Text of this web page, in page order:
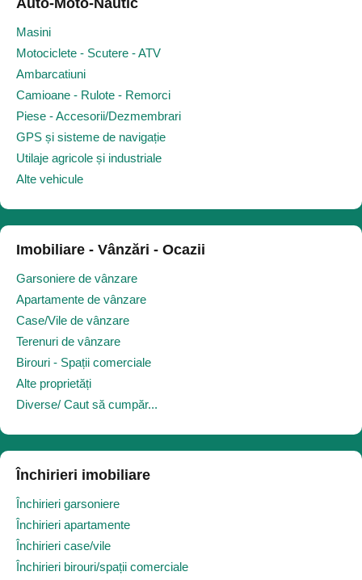
Auto-Moto-Nautic
Masini
Motociclete - Scutere - ATV
Ambarcatiuni
Camioane - Rulote - Remorci
Piese - Accesorii/Dezmembrari
GPS și sisteme de navigație
Utilaje agricole și industriale
Alte vehicule
Imobiliare - Vânzări - Ocazii
Garsoniere de vânzare
Apartamente de vânzare
Case/Vile de vânzare
Terenuri de vânzare
Birouri - Spații comerciale
Alte proprietăți
Diverse/ Caut să cumpăr...
Închirieri imobiliare
Închirieri garsoniere
Închirieri apartamente
Închirieri case/vile
Închirieri birouri/spații comerciale